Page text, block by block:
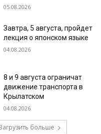
05.08.2026
Завтра, 5 августа, пройдет
лекция о японском языке
04.08.2026
8 и 9 августа ограничат
движение транспорта в
Крылатском
04.08.2026
больше